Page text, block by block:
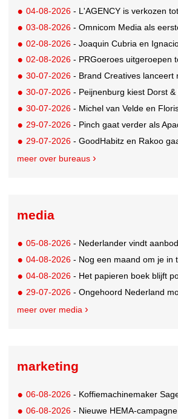
04-08-2026 - L'AGENCY is verkozen tot de nieuwe
03-08-2026 - Omnicom Media als eerste in Nederland actief
02-08-2026 - Joaquin Cubria en Ignacio Ferioli nieuwe Global CCO’s GUT,
02-08-2026 - PRGoeroes uitgeroepen tot ‘PR-
30-07-2026 - Brand Creatives lanceert nieuwe
30-07-2026 - Peijnenburg kiest Dorst & Lesser
30-07-2026 - Michel van Velde en Floris Derksen lanceren I.C.Y. group: drie
29-07-2026 - Pinch gaat verder als
29-07-2026 - GoodHabitz en Rakoo gaan partnership aan voor
meer over bureaus
media
05-08-2026 - Nederlander vindt aanbod van films, series
04-08-2026 - Nog een maand om je in te schrijven
04-08-2026 - Het papieren boek blijft populairst,
29-07-2026 - Ongehoord Nederland moet terugvordering betalen
meer over media
marketing
06-08-2026 - Koffiemachinemaker Sage lanceert e-
06-08-2026 - Nieuwe HEMA-campagne reist 1000 jaar terug